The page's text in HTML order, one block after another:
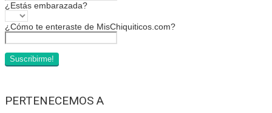
¿Estás embarazada?
¿Cómo te enteraste de MisChiquiticos.com?
PERTENECEMOS A